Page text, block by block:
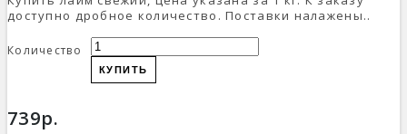
доступно дробное количество. Поставки налажены..
Количество
КУПИТЬ
739р.